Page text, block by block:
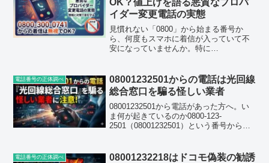
OK？値上げを語る悪質なプロバ
イダー変更電話の実態
見慣れない「0800」から始まる番号か
ら、何度もスマホに着信が入っていて不
安になっていませんか。特に
加しており、多くの方が「どこからの電
話だろう」「折り返した...
電話番号の正体調べ
08001232501からの電話は光回線
総合窓口を騙る怪しい業者
08001232501から電話があった方へ。い
ま何が起きているのか0800-123-
2501（08001232501）という番号からの
者は6月20日に1日で数千回以上の...
電話番号の正体調べ
08001232218はドコモ偽装の勧誘